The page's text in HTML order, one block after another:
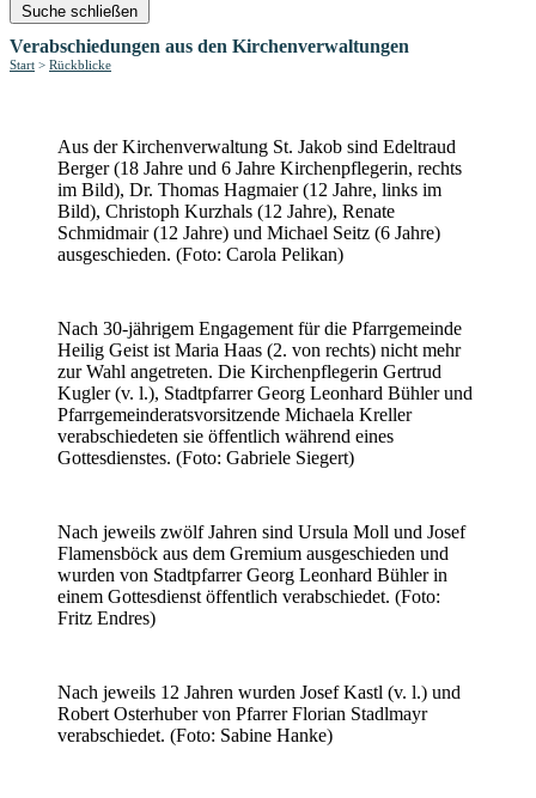
Suche schließen
Verabschiedungen aus den Kirchenverwaltungen
Start > Rückblicke
Aus der Kirchenverwaltung St. Jakob sind Edeltraud
Berger (18 Jahre und 6 Jahre Kirchenpflegerin, rechts
im Bild), Dr. Thomas Hagmaier (12 Jahre, links im
Bild), Christoph Kurzhals (12 Jahre), Renate
Schmidmair (12 Jahre) und Michael Seitz (6 Jahre)
ausgeschieden. (Foto: Carola Pelikan)
Nach 30-jährigem Engagement für die Pfarrgemeinde
Heilig Geist ist Maria Haas (2. von rechts) nicht mehr
zur Wahl angetreten. Die Kirchenpflegerin Gertrud
Kugler (v. l.), Stadtpfarrer Georg Leonhard Bühler und
Pfarrgemeinderatsvorsitzende Michaela Kreller
verabschiedeten sie öffentlich während eines
Gottesdienstes. (Foto: Gabriele Siegert)
Nach jeweils zwölf Jahren sind Ursula Moll und Josef
Flamensböck aus dem Gremium ausgeschieden und
wurden von Stadtpfarrer Georg Leonhard Bühler in
einem Gottesdienst öffentlich verabschiedet. (Foto:
Fritz Endres)
Nach jeweils 12 Jahren wurden Josef Kastl (v. l.) und
Robert Osterhuber von Pfarrer Florian Stadlmayr
verabschiedet. (Foto: Sabine Hanke)